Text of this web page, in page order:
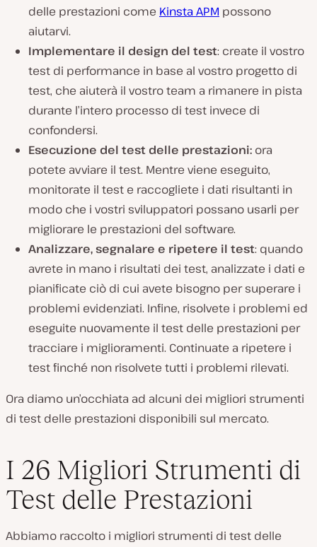
delle prestazioni come Kinsta APM possono
aiutarvi.
Implementare il design del test: create il vostro
test di performance in base al vostro progetto di
test, che aiuterà il vostro team a rimanere in pista
durante l’intero processo di test invece di
confondersi.
Esecuzione del test delle prestazioni: ora
potete avviare il test. Mentre viene eseguito,
monitorate il test e raccogliete i dati risultanti in
modo che i vostri sviluppatori possano usarli per
migliorare le prestazioni del software.
Analizzare, segnalare e ripetere il test: quando
avrete in mano i risultati dei test, analizzate i dati e
pianificate ciò di cui avete bisogno per superare i
problemi evidenziati. Infine, risolvete i problemi ed
eseguite nuovamente il test delle prestazioni per
tracciare i miglioramenti. Continuate a ripetere i
test finché non risolvete tutti i problemi rilevati.
Ora diamo un’occhiata ad alcuni dei migliori strumenti
di test delle prestazioni disponibili sul mercato.
I 26 Migliori Strumenti di
Test delle Prestazioni
Abbiamo raccolto i migliori strumenti di test delle